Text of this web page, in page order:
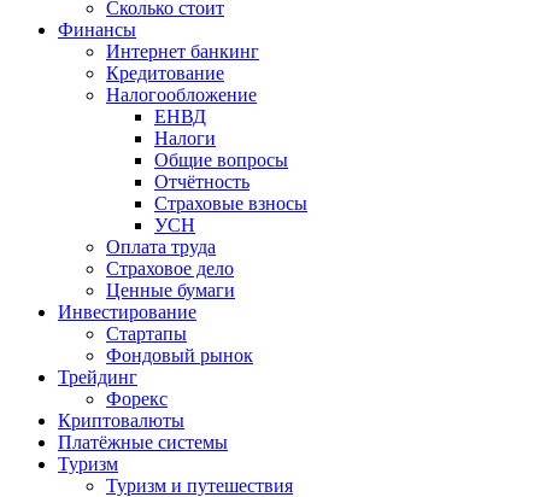
Сколько стоит
Финансы
Интернет банкинг
Кредитование
Налогообложение
ЕНВД
Налоги
Общие вопросы
Отчётность
Страховые взносы
УСН
Оплата труда
Страховое дело
Ценные бумаги
Инвестирование
Стартапы
Фондовый рынок
Трейдинг
Форекс
Криптовалюты
Платёжные системы
Туризм
Туризм и путешествия